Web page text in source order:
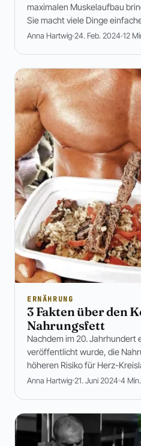
maximalen Muskelaufbau
Sie macht viele Dinge
Anna Hartwig 24. Feb. 2024 12
ERNÄHRUNG
3 Fakten über den
Nahrungsfett
Nachdem im 20. Jahrhundert
veröffentlicht wurde, die
höheren Risiko für Herz-
Anna Hartwig 21. Juni 2024 4 Min.